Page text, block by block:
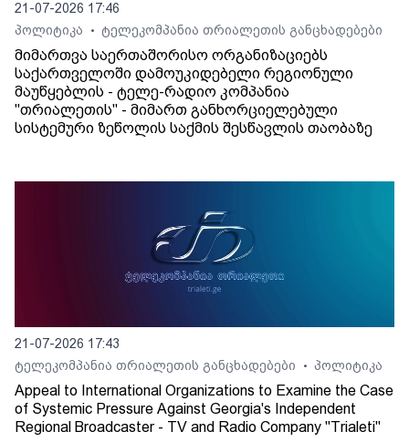
21-07-2026 17:46
პოლიტიკა
• ტელეკომპანია თრიალეთის განცხადებები
მიმართვა საერთაშორისო ორგანიზაციებს
საქართველოში დამოუკიდებელი რეგიონული
მაუწყებლის - ტელე-რადიო კომპანია
"თრიალეთის" - მიმართ განხორციელებული
სისტემური ზეწოლის საქმის შესწავლის თაობაზე
21-07-2026 17:43
ტელეკომპანია თრიალეთის განცხადებები
• პოლიტიკა
Appeal to International Organizations to Examine the Case
of Systemic Pressure Against Georgia's Independent
Regional Broadcaster - TV and Radio Company "Trialeti"